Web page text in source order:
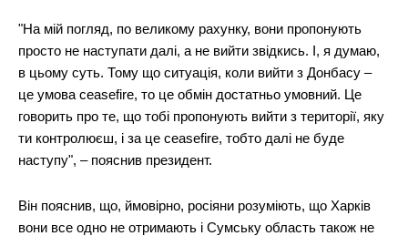
"На мій погляд, по великому рахунку, вони пропонують
просто не наступати далі, а не вийти звідкись. І, я думаю,
в цьому суть. Тому що ситуація, коли вийти з Донбасу –
це умова ceasefire, то це обмін достатньо умовний. Це
говорить про те, що тобі пропонують вийти з території, яку
ти контролюєш, і за це ceasefire, тобто далі не буде
наступу", – пояснив президент.
Він пояснив, що, ймовірно, росіяни розуміють, що Харків
вони все одно не отримають і Сумську область також не